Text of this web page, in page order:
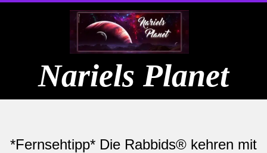
Nariels Planet
Menu
*Fernsehtipp* Die Rabbids® kehren mit